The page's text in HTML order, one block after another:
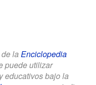
la Enciclopedia
puede utilizar
educativos bajo la